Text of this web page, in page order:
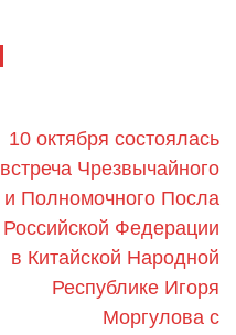
10 октября состоялась
встреча Чрезвычайного
и Полномочного Посла
Российской Федерации
в Китайской Народной
Республике Игоря
Моргулова с